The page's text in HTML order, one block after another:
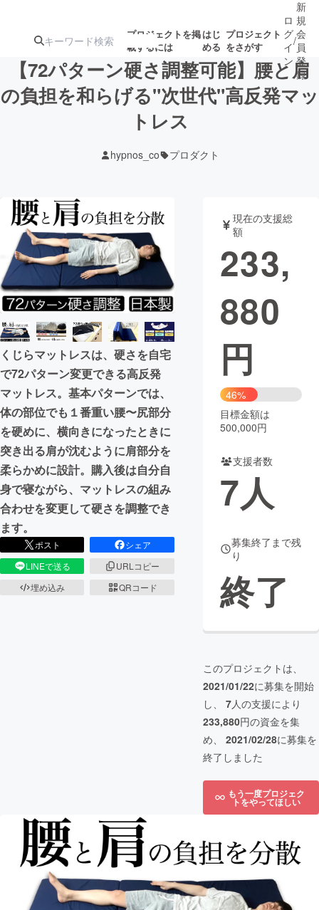
プロジェクトを掲
載するには
はじ
める
プロジェクト
をさがす
注目の新着プロ 募集終了が近いプ
テクノロジー・ガジェット
映像・映画 書籍・雑誌
ビジネス・起業 チャレンジ
まちづくり・地域活性化
CAMPFIRE for Social Good
CAMPFIRE Creation
CAMPFIREふるさと納税machi-ya コミュニティ
ロ
グ
イ
ン
/
新
規
会
員
登
録
【72パターン硬さ調整可能】腰と肩
の負担を和らげる"次世代"高反発マッ
トレス
hypnos_co プロダクト
くじらマットレスは、硬さを自宅
で72パターン変更できる高反発
マットレス。基本パターンでは、
体の部位でも１番重い腰〜尻部分
を硬めに、横向きになったときに
突き出る肩が沈むように肩部分を
柔らかめに設計。購入後は自分自
身で寝ながら、マットレスの組み
合わせを変更して硬さを調整でき
ます。
ポスト
シェア
LINEで送る
URLコピー
埋め込み
QRコード
現在の支援総
額
233,
880
円
46%
目標金額は
500,000円
支援者数
7人
募集終了まで残
り
終了
このプロジェクトは、
2021/01/22に募集を開始
し、 7人の支援により
233,880円の資金を集
め、 2021/02/28に募集を
終了しました
もう一度プロジェク
トをやってほしい